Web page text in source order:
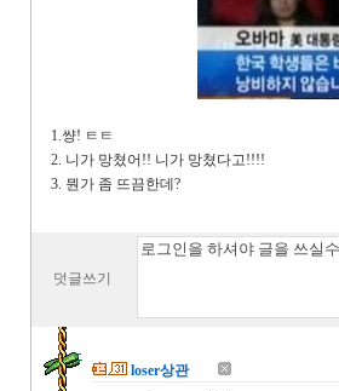
1.썅! ㅌㅌ
2. 니가 망쳤어!! 니가 망쳤다고!!!!
3. 뭔가 좀 뜨끔한데?
덧글쓰기
loser상관